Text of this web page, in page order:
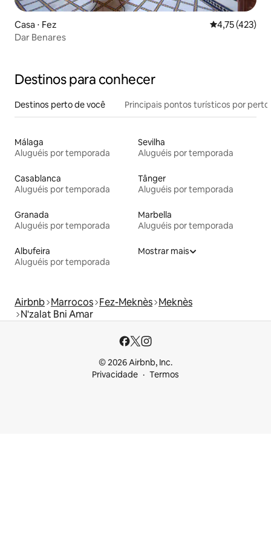
Casa ⋅ Fez 4,75 de uma
4,75 (423)
Dar Benares
Destinos para conhecer
Destinos perto de você Principais pontos turísticos por perto
Málaga
Aluguéis por temporada
Sevilha
Aluguéis por temporada
Casablanca
Aluguéis por temporada
Tânger
Aluguéis por temporada
Granada
Aluguéis por temporada
Marbella
Aluguéis por temporada
Albufeira
Aluguéis por temporada
Mostrar mais
Airbnb Marrocos Fez-Meknès Meknès
N'zalat Bni Amar
© 2026 Airbnb, Inc.
Privacidade
Termos